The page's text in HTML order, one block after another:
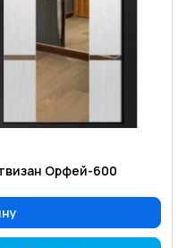
Орфей-600